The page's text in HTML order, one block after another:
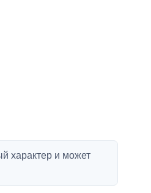
характер и может